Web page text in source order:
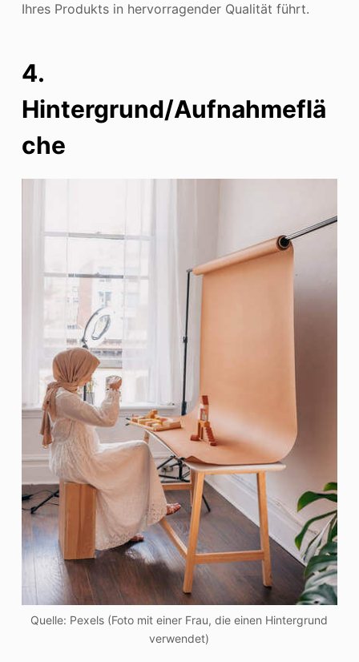
Ihres Produkts in hervorragender Qualität führt.
4.
Hintergrund/Aufnahmeflä
che
Quelle: Pexels (Foto mit einer Frau, die einen Hintergrund
verwendet)